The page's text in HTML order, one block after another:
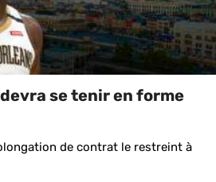
se tenir en forme
de contrat le restreint à